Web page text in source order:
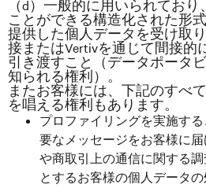
（d）一般的に用いられてお
ことができる構造化された形
提供した個人データを受け取
接またはVertivを通じて間接的
引き渡すこと（データポータ
知られる権利）。
またお客様には、下記のすべ
を唱える権利もあります。
プロファイリングを実施す
要なメッセージをお客様に
や商取引上の通信に関する
とするお客様の個人データの